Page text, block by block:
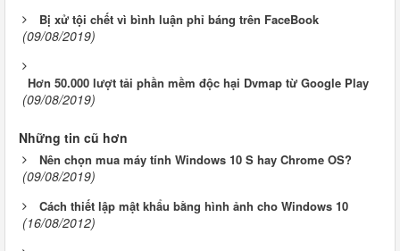
Bị xử tội chết vì bình luận phỉ báng trên FaceBook
(09/08/2019)
Hơn 50.000 lượt tải phần mềm độc hại Dvmap từ Google Play
(09/08/2019)
Những tin cũ hơn
Nên chọn mua máy tính Windows 10 S hay Chrome OS?
(09/08/2019)
Cách thiết lập mật khẩu bằng hình ảnh cho Windows 10
(16/08/2012)